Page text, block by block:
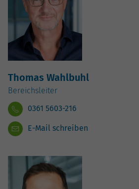
Thomas Wahlbuhl
Bereichsleiter
0361 5603-216
E-Mail schreiben